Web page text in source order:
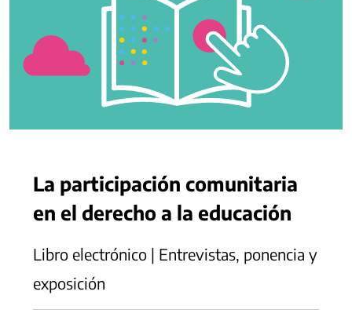
La participación comunitaria
en el derecho a la educación
Libro electrónico | Entrevistas, ponencia y
exposición